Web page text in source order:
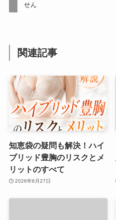
せん
関連記事
知恵袋の疑問も解決！ハイ
ブリッド豊胸のリスクとメ
リットのすべて
2026年6月27日